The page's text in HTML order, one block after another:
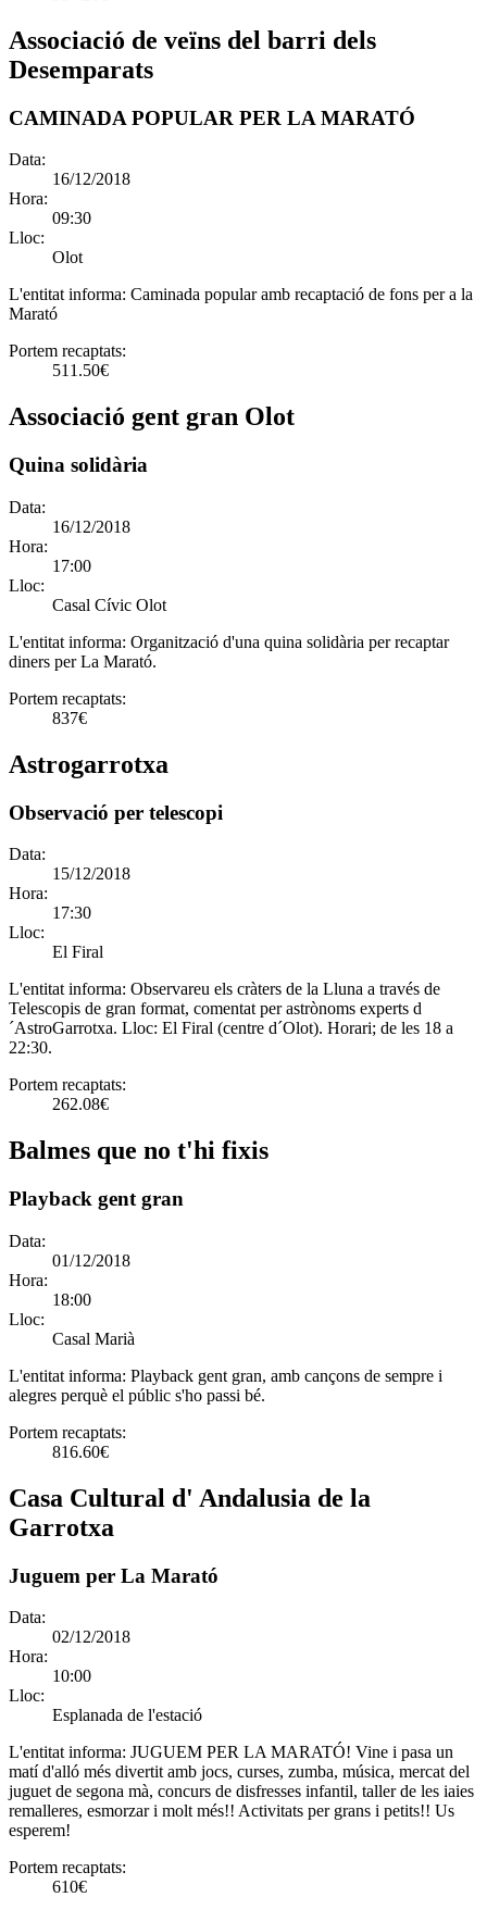
Associació de veïns del barri dels
Desemparats
CAMINADA POPULAR PER LA MARATÓ
Data:
16/12/2018
Hora:
09:30
Lloc:
Olot
L'entitat informa: Caminada popular amb recaptació de fons per a la
Marató
Portem recaptats:
511.50€
Associació gent gran Olot
Quina solidària
Data:
16/12/2018
Hora:
17:00
Lloc:
Casal Cívic Olot
L'entitat informa: Organització d'una quina solidària per recaptar
diners per La Marató.
Portem recaptats:
837€
Astrogarrotxa
Observació per telescopi
Data:
15/12/2018
Hora:
17:30
Lloc:
El Firal
L'entitat informa: Observareu els cràters de la Lluna a través de
Telescopis de gran format, comentat per astrònoms experts d
´AstroGarrotxa. Lloc: El Firal (centre d´Olot). Horari; de les 18 a
22:30.
Portem recaptats:
262.08€
Balmes que no t'hi fixis
Playback gent gran
Data:
01/12/2018
Hora:
18:00
Lloc:
Casal Marià
L'entitat informa: Playback gent gran, amb cançons de sempre i
alegres perquè el públic s'ho passi bé.
Portem recaptats:
816.60€
Casa Cultural d' Andalusia de la
Garrotxa
Juguem per La Marató
Data:
02/12/2018
Hora:
10:00
Lloc:
Esplanada de l'estació
L'entitat informa: JUGUEM PER LA MARATÓ! Vine i pasa un
matí d'alló més divertit amb jocs, curses, zumba, música, mercat del
juguet de segona mà, concurs de disfresses infantil, taller de les iaies
remalleres, esmorzar i molt més!! Activitats per grans i petits!! Us
esperem!
Portem recaptats:
610€